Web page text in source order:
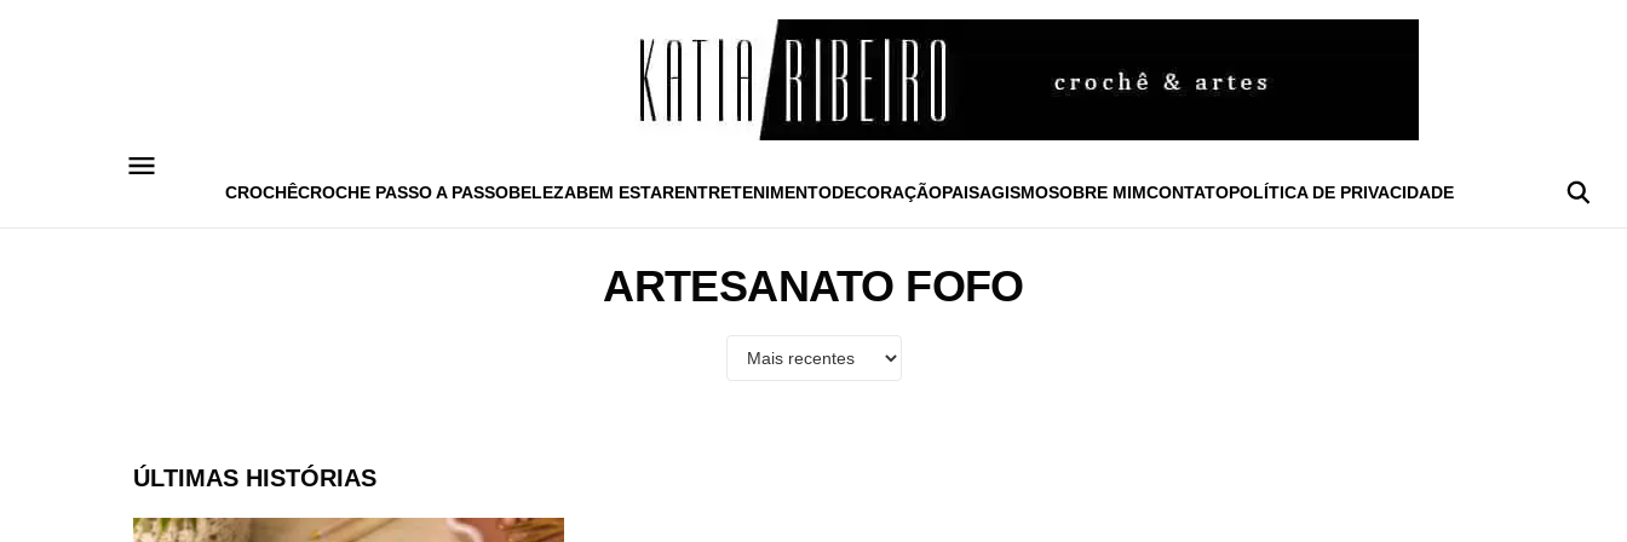
CROCHÊCROCHE PASSO A PASSOBELEZABEM ESTARENTRETENIMENTODECORAÇÃOPAISAGISMOSOBRE MIMCONTATOPOLÍTICA DE PRIVACIDADE
ARTESANATO FOFO
ÚLTIMAS HISTÓRIAS